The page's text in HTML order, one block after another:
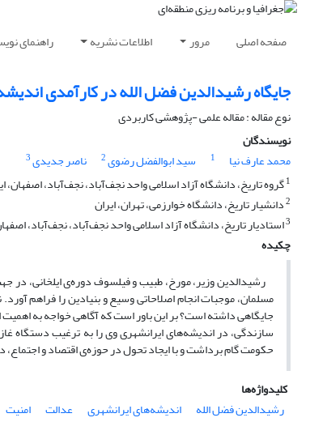
صفحه اصلی مرور اطلاعات نشریه راهنمای
جایگاه رشیدالدین فضل الله در کارآمدی
نوع مقاله : مقاله علمی -پژوهشی کاربردی
نویسندگان
محمد عارف نیا
1 سید ابوالفضل رضوی2 ناصر جدیدی3
1گروه تاریخ، دانشگاه آزاد اسلامی واحد نجف‌آباد، نجف‌آباد، اصفهان،
2دانشیار تاریخ، دانشگاه خوارزمی، تهران، ایران
3استادیار تاریخ، دانشگاه آزاد اسلامی واحد نجف‌آباد، نجف‌آباد،
چکیده
رشیدالدین وزیر، مورخ، طبیب و فیلسوف دوره‌ی ایلخانی، در
مسلمان، موجبات انجام اصلاحاتی وسیع و بنیادین را فراهم
جایگاهی داشته است؟ بر این باور است که آگاهی خواجه به
سازندگی، در اندیشه‌های ایرانشهری وی را به ترغیب دستگاه
حکومت گام برداشت و با ایجاد تحول در حوزه‌ی اقتصاد و
کلیدواژه‌ها
رشیدالدین فضل الله
اندیشه‌های ایرانشهری عدالت امنیت